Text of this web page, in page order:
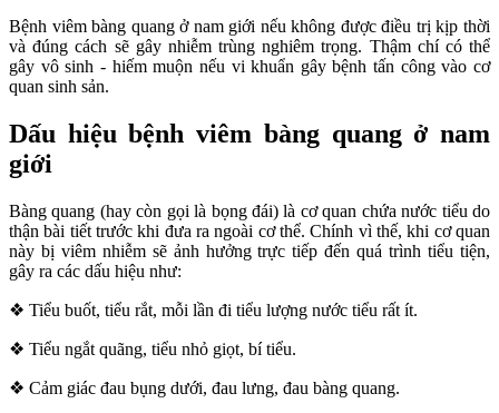
Bệnh viêm bàng quang ở nam giới nếu không được điều trị kịp thời
và đúng cách sẽ gây nhiễm trùng nghiêm trọng. Thậm chí có thể
gây vô sinh - hiếm muộn nếu vi khuẩn gây bệnh tấn công vào cơ
quan sinh sản.
Dấu hiệu bệnh viêm bàng quang ở nam
giới
Bàng quang (hay còn gọi là bọng đái) là cơ quan chứa nước tiểu do
thận bài tiết trước khi đưa ra ngoài cơ thể. Chính vì thế, khi cơ quan
này bị viêm nhiễm sẽ ảnh hưởng trực tiếp đến quá trình tiểu tiện,
gây ra các dấu hiệu như:
❖ Tiểu buốt, tiểu rắt, mỗi lần đi tiểu lượng nước tiểu rất ít.
❖ Tiểu ngắt quãng, tiểu nhỏ giọt, bí tiểu.
❖ Cảm giác đau bụng dưới, đau lưng, đau bàng quang.